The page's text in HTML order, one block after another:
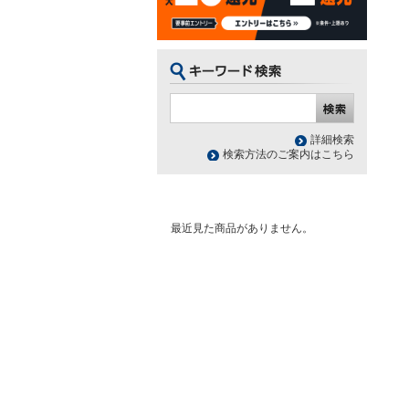
詳細検索
検索方法のご案内はこちら
最近見た商品がありません。